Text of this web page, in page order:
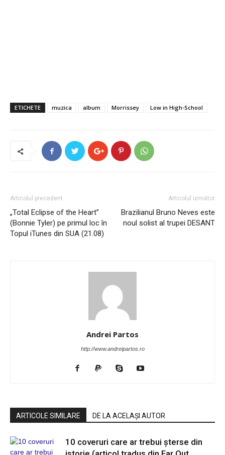
ETICHETE muzica album Morrissey Low in High-School
Articolul precedent
„Total Eclipse of the Heart”
(Bonnie Tyler) pe primul loc în
Topul iTunes din SUA (21.08)
Articolul următor
Brazilianul Bruno Neves este
noul solist al trupei DESANT
Andrei Partos
http://www.andreipartos.ro
ARTICOLE SIMILARE DE LA ACELAȘI AUTOR
10 coveruri care ar trebui șterse din